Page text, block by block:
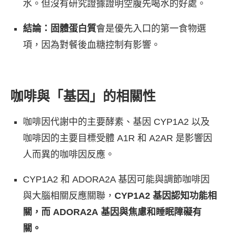
水。但沒有研究證據證明空腹先喝水的好處。
結論： 固體蛋白質會是優先入口的第一食物選
項，因為對餐後血糖控制有影響。
咖啡與「基因」的相關性
咖啡因代謝中的主要酵素、基因 CYP1A2 以及
咖啡因的主要目標受體 A1R 和 A2AR 是影響因
人而異的咖啡因反應。
CYP1A2 和 ADORA2A 基因可能與調節咖啡因
與大腦相關反應關聯， CYP1A2 基因認知功能相
關，而 ADORA2A 基因與焦慮和睡眠障礙有
關。